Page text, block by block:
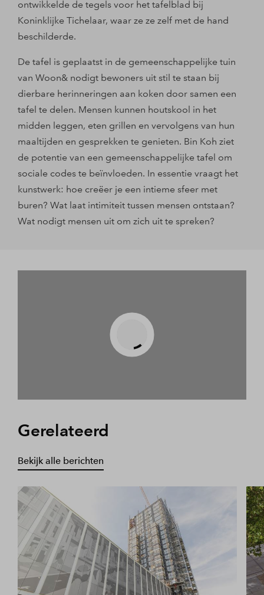
ontwikkelde de tegels voor het tafelblad bij
Koninklijke Tichelaar, waar ze ze zelf met de hand
beschilderde.
De tafel is geplaatst in de gemeenschappelijke tuin
van Woon& nodigt bewoners uit stil te staan bij
dierbare herinneringen aan koken door samen een
tafel te delen. Mensen kunnen houtskool in het
midden leggen, eten grillen en vervolgens van hun
maaltijden en gesprekken te genieten. Bin Koh ziet
de potentie van een gemeenschappelijke tafel om
sociale codes te beïnvloeden. In essentie vraagt het
kunstwerk: hoe creëer je een intieme sfeer met
buren? Wat laat intimiteit tussen mensen ontstaan?
Wat nodigt mensen uit om zich uit te spreken?
Gerelateerd
Bekijk alle berichten